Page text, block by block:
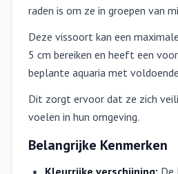
raden is om ze in groepen van
Deze vissoort kan een
5 cm bereiken en heeft een
beplante aquaria met
Dit zorgt ervoor dat ze zich
voelen in hun omgeving.
Belangrijke Kenmerken
Kleurrijke verschijning: De